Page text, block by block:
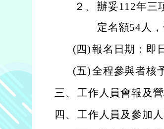
２、 辦妥112年三
定名額54人
(四)報名日期：即
(五)全程參與者核
三、 工作人員會報及
四、 工作人員及參加